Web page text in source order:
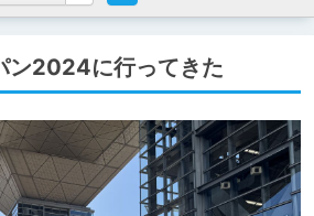
ン2024に行ってきた